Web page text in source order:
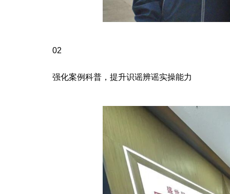
02
强化案例科普，提升识谣辨谣实操能力